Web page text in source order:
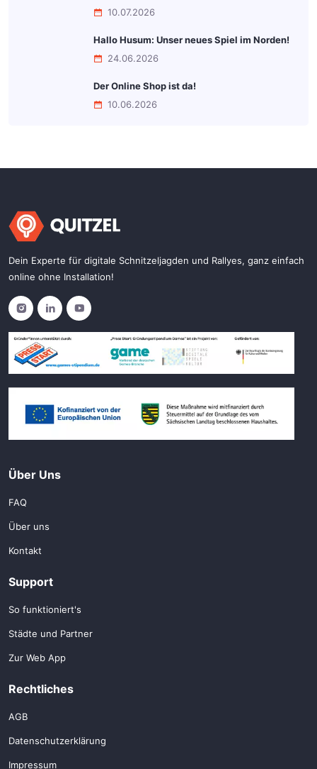
10.07.2026
Hallo Husum: Unser neues Spiel im Norden!
24.06.2026
Der Online Shop ist da!
10.06.2026
Dein Experte für digitale Schnitzeljagden und Rallyes, ganz einfach
online ohne Installation!
Über Uns
FAQ
Über uns
Kontakt
Support
So funktioniert's
Städte und Partner
Zur Web App
Rechtliches
AGB
Datenschutzerklärung
Impressum